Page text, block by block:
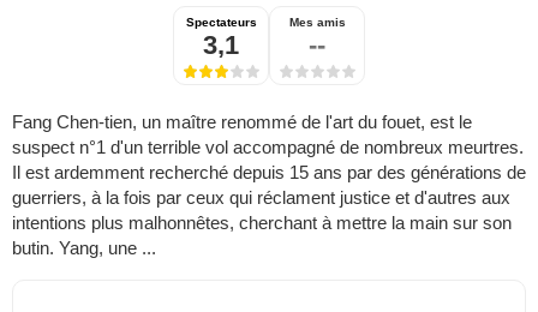
Spectateurs
3,1
Mes amis
--
Fang Chen-tien, un maître renommé de l'art du fouet, est le
suspect n°1 d'un terrible vol accompagné de nombreux meurtres.
Il est ardemment recherché depuis 15 ans par des générations de
guerriers, à la fois par ceux qui réclament justice et d'autres aux
intentions plus malhonnêtes, cherchant à mettre la main sur son
butin. Yang, une ...